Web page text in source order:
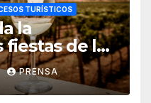
TURÍSTICOS
la
fiestas de la
PRENSA